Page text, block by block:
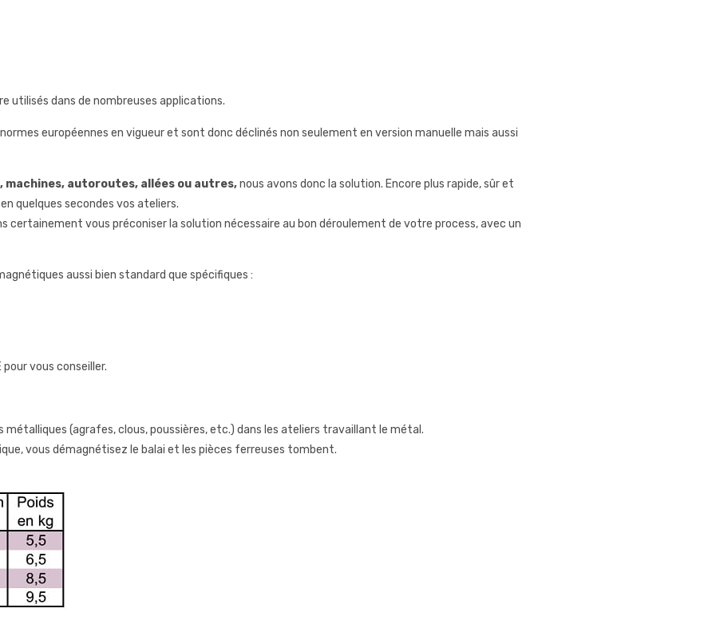
utilisés dans de nombreuses applications.
européennes en vigueur et sont donc déclinés non seulement en version manuelle mais aussi
autoroutes, allées ou autres,nous avons donc la solution. Encore plus rapide, sûr et
quelques secondes vos ateliers.
certainement vous préconiser la solution nécessaire au bon déroulement de votre process, avec un
aussi bien standard que spécifiques :
vous conseiller.
(agrafes, clous, poussières, etc.) dans les ateliers travaillant le métal.
vous démagnétisez le balai et les pièces ferreuses tombent.